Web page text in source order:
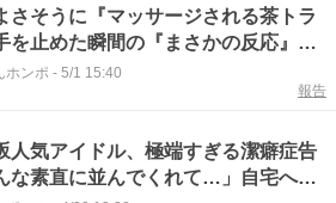
さそうに『マッサージされる茶トラ
止めた瞬間の『まさかの反応』が
「思わず叫んだｗ」「悪い笑い方し
ホンポ - 5/1 15:40
報告
人気アイドル、極端すぎる潔癖症告
な素直に並んでくれて…」自宅への